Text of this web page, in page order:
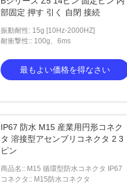
部固定 押す 引く 自閉 接続
振動耐性: 15g [10Hz-2000HZ]
耐衝撃性:: 100g、6ms
最もよい価格を得なさい
IP67 防水 M15 産業用円形コネク
タ 溶接型アセンブリコネクタ 2 3
ピン
商品名:: M15 循環型防水コネクタ IP67
コネクタ:: M15防水コネクタ